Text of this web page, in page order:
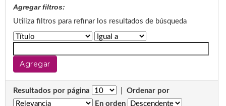
Agregar filtros:
Utiliza filtros para refinar los resultados de búsqueda
Resultados por página
Ordenar por
En orden